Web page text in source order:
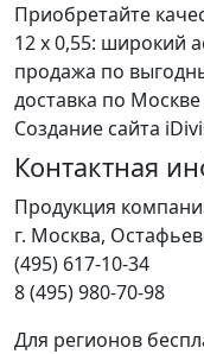
Приобретайте
12 х 0,55: широкий
продажа по
доставка по
Создание сайта
Контактная
Продукция
г. Москва,
(495) 617-10-34
8 (495) 980-70-98
Для регионов